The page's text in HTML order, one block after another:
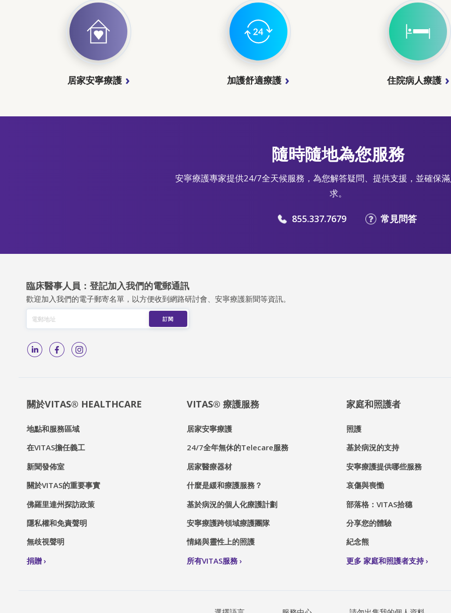
居家安寧療護 加護舒適療護 住院病人療護
隨時隨地為您服務
安寧療護專家提供24/7全天候服務，為您解答疑問、提供支援，並確保
求。
855.337.7679 常見問答
臨床醫事人員：登記加入我們的電郵通訊
歡迎加入我們的電子郵寄名單，以方便收到網路研討會、安寧療護新聞等資訊。
關於VITAS® HEALTHCARE
地點和服務區域
在VITAS擔任義工
新聞發佈室
關於VITAS的重要事實
佛羅里達州探訪政策
隱私權和免責聲明
無歧視聲明
捐贈
VITAS® 療護服務
居家安寧療護
24/7全年無休的Telecare服務
居家醫療器材
什麼是緩和療護服務？
基於病況的個人化療護計劃
安寧療護跨領域療護團隊
情緒與靈性上的照護
所有VITAS服務
家庭和照護者
照護
基於病況的支持
安寧療護提供哪些服務
哀傷與喪慟
部落格：VITAS拾穗
分享您的體驗
紀念熊
更多 家庭和照護者支持